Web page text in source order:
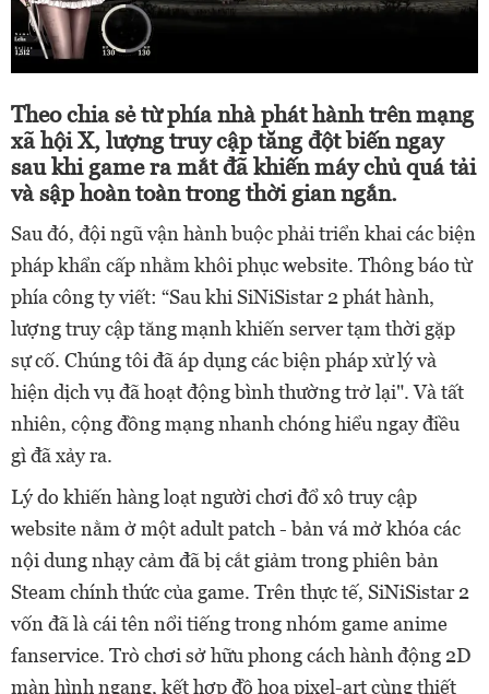
Theo chia sẻ từ phía nhà phát hành trên mạng
xã hội X, lượng truy cập tăng đột biến ngay
sau khi game ra mắt đã khiến máy chủ quá tải
và sập hoàn toàn trong thời gian ngắn.
Sau đó, đội ngũ vận hành buộc phải triển khai các biện
pháp khẩn cấp nhằm khôi phục website. Thông báo từ
phía công ty viết: “Sau khi SiNiSistar 2 phát hành,
lượng truy cập tăng mạnh khiến server tạm thời gặp
sự cố. Chúng tôi đã áp dụng các biện pháp xử lý và
hiện dịch vụ đã hoạt động bình thường trở lại". Và tất
nhiên, cộng đồng mạng nhanh chóng hiểu ngay điều
gì đã xảy ra.
Lý do khiến hàng loạt người chơi đổ xô truy cập
website nằm ở một adult patch - bản vá mở khóa các
nội dung nhạy cảm đã bị cắt giảm trong phiên bản
Steam chính thức của game. Trên thực tế, SiNiSistar 2
vốn đã là cái tên nổi tiếng trong nhóm game anime
fanservice. Trò chơi sở hữu phong cách hành động 2D
màn hình ngang, kết hợp đồ họa pixel-art cùng thiết